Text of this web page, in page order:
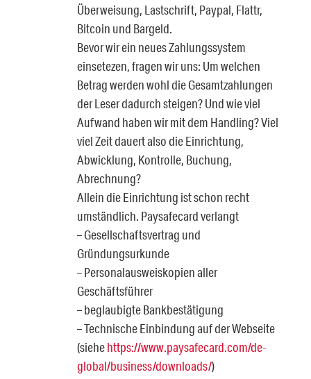
Überweisung, Lastschrift, Paypal, Flattr,
Bitcoin und Bargeld.
Bevor wir ein neues Zahlungssystem
einsetezen, fragen wir uns: Um welchen
Betrag werden wohl die Gesamtzahlungen
der Leser dadurch steigen? Und wie viel
Aufwand haben wir mit dem Handling? Viel
viel Zeit dauert also die Einrichtung,
Abwicklung, Kontrolle, Buchung,
Abrechnung?
Allein die Einrichtung ist schon recht
umständlich. Paysafecard verlangt
– Gesellschaftsvertrag und
Gründungsurkunde
– Personalausweiskopien aller
Geschäftsführer
– beglaubigte Bankbestätigung
– Technische Einbindung auf der Webseite
(siehehttps://www.paysafecard.com/de-
global/business/downloads/)